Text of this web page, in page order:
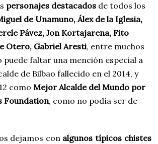
personajes destacados de todos los
de Unamuno, Álex de la Iglesia,
Pávez, Jon Kortajarena, Fito
Otero, Gabriel Aresti, entre muchos
faltar una mención especial a
de Bilbao fallecido en el 2014, y
comoMejor Alcalde del Mundo por
Foundation, como no podía ser de
dejamos con algunos típicos chistes